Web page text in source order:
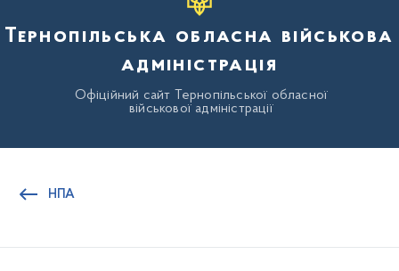
Тернопільська обласна військова
адміністрація
Офіційний сайт Тернопільської обласної
військової адміністрації
НПА